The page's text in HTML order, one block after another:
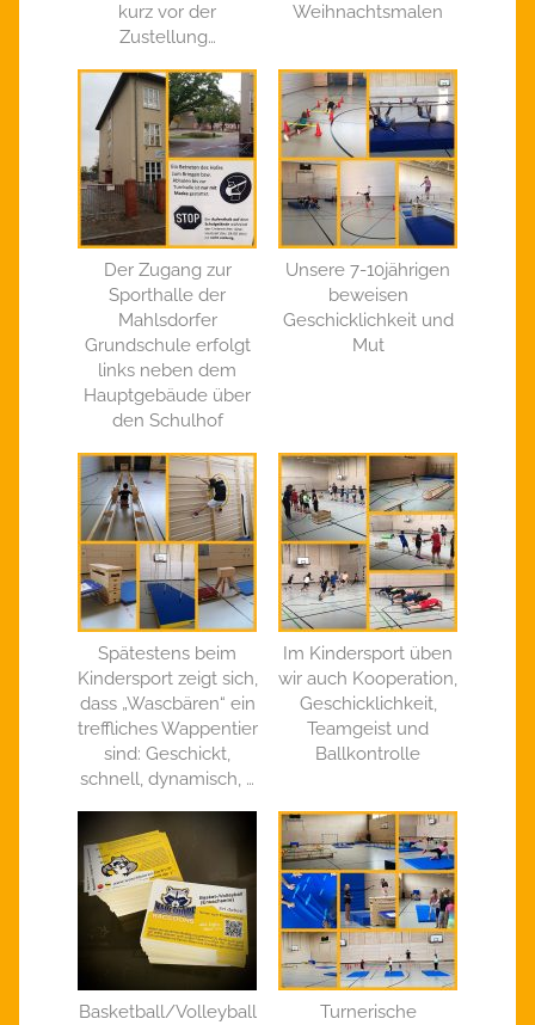
kurz vor der
Zustellung…
Weihnachtsmalen
Der Zugang zur
Sporthalle der
Mahlsdorfer
Grundschule erfolgt
links neben dem
Hauptgebäude über
den Schulhof
Unsere 7-10jährigen
beweisen
Geschicklichkeit und
Mut
Spätestens beim
Kindersport zeigt sich,
dass „Wascbären“ ein
treffliches Wappentier
sind: Geschickt,
schnell, dynamisch, …
Im Kindersport üben
wir auch Kooperation,
Geschicklichkeit,
Teamgeist und
Ballkontrolle
Basketball/Volleyball
Turnerische